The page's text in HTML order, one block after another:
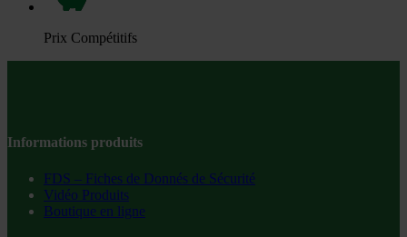
Prix Compétitifs
Informations produits
FDS – Fiches de Donnés de Sécurité
Vidéo Produits
Boutique en ligne